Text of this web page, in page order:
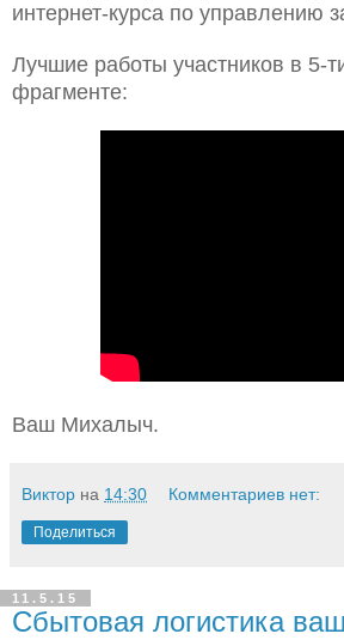
интернет-курса по управлению
Лучшие работы участников в 5-
фрагменте:
Ваш Михалыч.
Виктор на 14:30 Комментариев нет:
Поделиться
11.5.15
Сбытовая логистика